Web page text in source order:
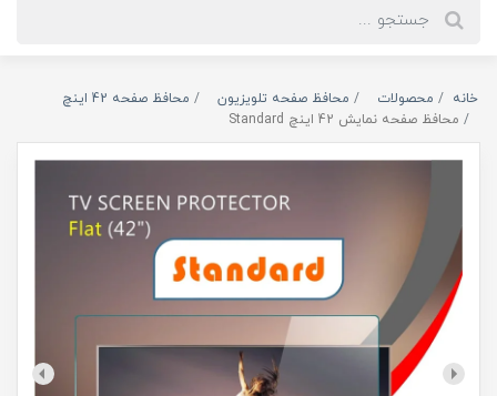
خانه محصولات محافظ صفحه تلویزیون
محافظ صفحه 42 اینچ
محافظ صفحه نمایش 42 اینچ Standard